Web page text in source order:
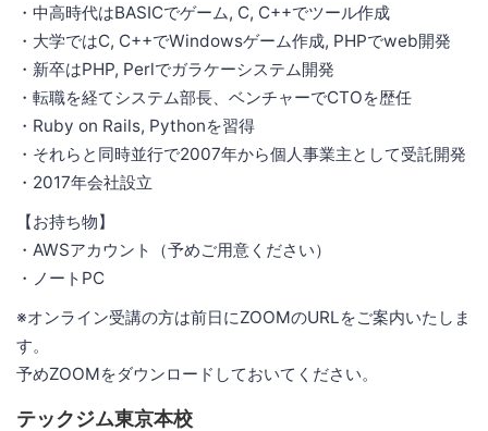
・中高時代はBASICでゲーム, C, C++でツール作成
・大学ではC, C++でWindowsゲーム作成, PHPでweb開発
・新卒はPHP, Perlでガラケーシステム開発
・転職を経てシステム部長、ベンチャーでCTOを歴任
・Ruby on Rails, Pythonを習得
・それらと同時並行で2007年から個人事業主として受託開発
・2017年会社設立
【お持ち物】
・AWSアカウント（予めご用意ください）
・ノートPC
※オンライン受講の方は前日にZOOMのURLをご案内いたしま
す。
予めZOOMをダウンロードしておいてください。
テックジム東京本校